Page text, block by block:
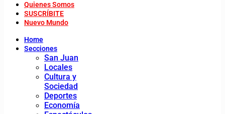
Quienes Somos
SUSCRÍBITE
Nuevo Mundo
Home
Secciones
San Juan
Locales
Cultura y
Sociedad
Deportes
Economía